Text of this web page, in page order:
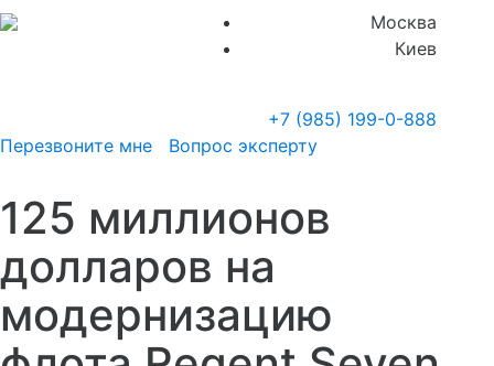
Москва
Киев
+7 (985) 199-0-888
Перезвоните мне
Вопрос эксперту
125 миллионов
долларов на
модернизацию